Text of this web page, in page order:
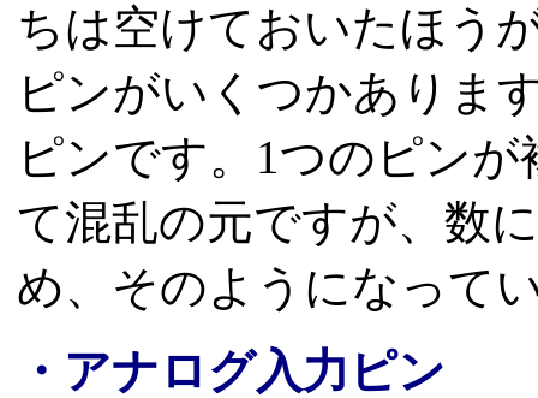
ちは空けておいたほう
ピンがいくつかありま
ピンです。1つのピン
て混乱の元ですが、数
め、そのようになって
・アナログ入力ピン